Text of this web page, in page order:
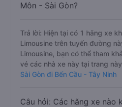
Môn - Sài Gòn?
Trả lời: Hiện tại có 1 hãng xe
Limousine trên tuyến đường
Limousine, bạn có thể tham
vé các nhà xe này tại trang
Sài Gòn đi Bến Cầu - Tây Ninh
Câu hỏi: Các hãng xe nào